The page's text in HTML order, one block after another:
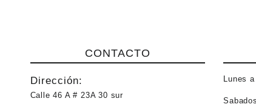
CONTACTO
Dirección:
Calle 46 A # 23A 30 sur
Lunes